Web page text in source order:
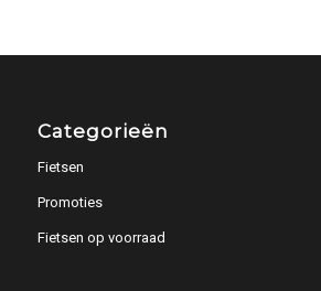
Categorieën
Fietsen
Promoties
Fietsen op voorraad